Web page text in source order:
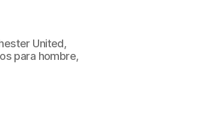
United,
para hombre,